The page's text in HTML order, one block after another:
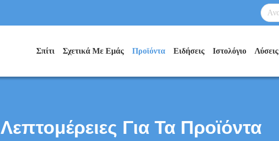
Σπίτι Σχετικά Με Εμάς Προϊόντα Ειδήσεις Ιστολόγιο Λύσεις
Λεπτομέρειες Για Τα Προϊόντα